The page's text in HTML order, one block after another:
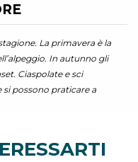
La primavera è la
In autunno gli
Ciaspolate e sci
si possono praticare a